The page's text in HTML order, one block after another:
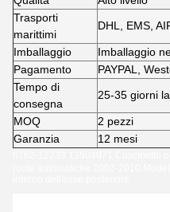
Trasporti
marittimi
DHL, EMS,
Imballaggio
Imballaggio
Pagamento
PAYPAL,
Tempo di
consegna
25-35 giorni
MOQ
2 pezzi
Garanzia
12 mesi